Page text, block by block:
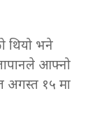
थियो भने
आफ्नो
अगस्त १५ मा